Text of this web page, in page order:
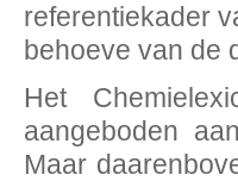
referentiekader
behoeve van de
Het
aangeboden
Maar